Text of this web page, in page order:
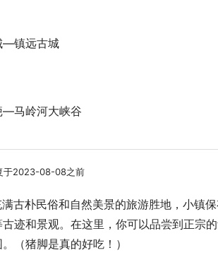
—镇远古城
—马岭河大峡谷
于2023-08-08之前
古朴民俗和自然美景的旅游胜地，小镇
迹和景观。在这里，你可以品尝到正宗
（猪脚是真的好吃！）